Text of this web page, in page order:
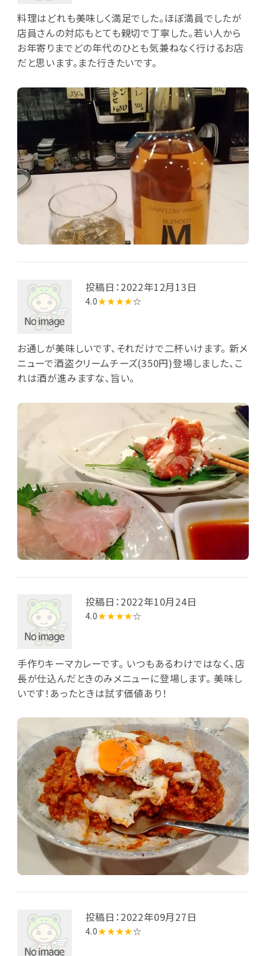
料理はどれも美味しく満足でした。ほぼ満員でしたが
店員さんの対応もとても親切で丁寧した。若い人から
お年寄りまでどの年代のひとも気兼ねなく行けるお店
だと思います。また行きたいです。
投稿日：2022年12月13日
4.0★★★★☆
お通しが美味しいです、それだけで二杯いけます。 新メ
ニューで酒盗クリームチーズ(350円)登場しました、こ
れは酒が進みますな、旨い。
投稿日：2022年10月24日
4.0★★★★☆
手作りキーマカレーです。 いつもあるわけではなく、店
長が仕込んだときのみメニューに登場します。 美味し
いです！あったときは試す価値あり！
投稿日：2022年09月27日
4.0★★★★☆